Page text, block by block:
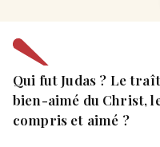
Qui fut Judas ? Le
bien-aimé du Christ,
compris et aimé ?